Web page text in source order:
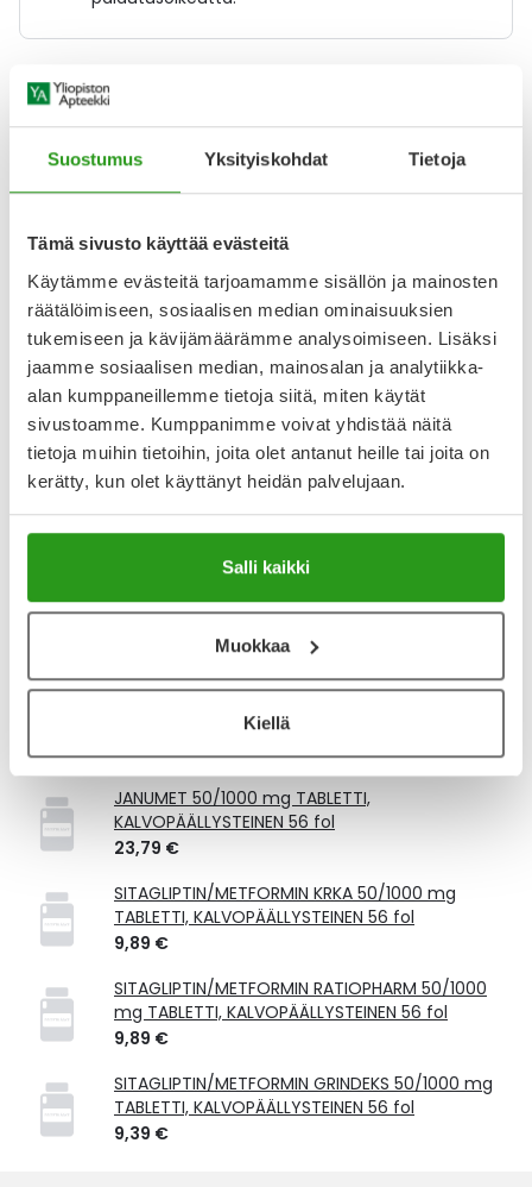
Suostumus Yksityiskohdat Tietoja
Tämä sivusto käyttää evästeitä
Käytämme evästeitä tarjoamamme sisällön ja mainosten
räätälöimiseen, sosiaalisen median ominaisuuksien
tukemiseen ja kävijämäärämme analysoimiseen. Lisäksi
jaamme sosiaalisen median, mainosalan ja analytiikka-
alan kumppaneillemme tietoja siitä, miten käytät
sivustoamme. Kumppanimme voivat yhdistää näitä
tietoja muihin tietoihin, joita olet antanut heille tai joita on
kerätty, kun olet käyttänyt heidän palvelujaan.
Salli kaikki
Muokkaa
Kiellä
Varaa reseptilääke apteekkiin, maksa apteekissa
Katso kaikki SITAGLIPTIN/METFORMIN GLENMARK-tuotteet
YA-muistuttaja
Muistuttajan avulla pidät huolen, että tilaat tarvitsemasi
tuotteet ajoissa, eivätkä ne lopu kesken.
Lisää tuote muistuttajaan
Lue lisää muistuttajasta
Tämä tuote ei ole Kela-korvattava. Reseptin
toimitusmaksu 2,46 € lisätään tuotteen hintaan.
Vastaavat tuotteet
JANUMET 50/1000 mg TABLETTI,
KALVOPÄÄLLYSTEINEN 56 fol
23,79 €
SITAGLIPTIN/METFORMIN KRKA 50/1000 mg
TABLETTI, KALVOPÄÄLLYSTEINEN 56 fol
9,89 €
SITAGLIPTIN/METFORMIN RATIOPHARM 50/1000
mg TABLETTI, KALVOPÄÄLLYSTEINEN 56 fol
9,89 €
SITAGLIPTIN/METFORMIN GRINDEKS 50/1000 mg
TABLETTI, KALVOPÄÄLLYSTEINEN 56 fol
9,39 €